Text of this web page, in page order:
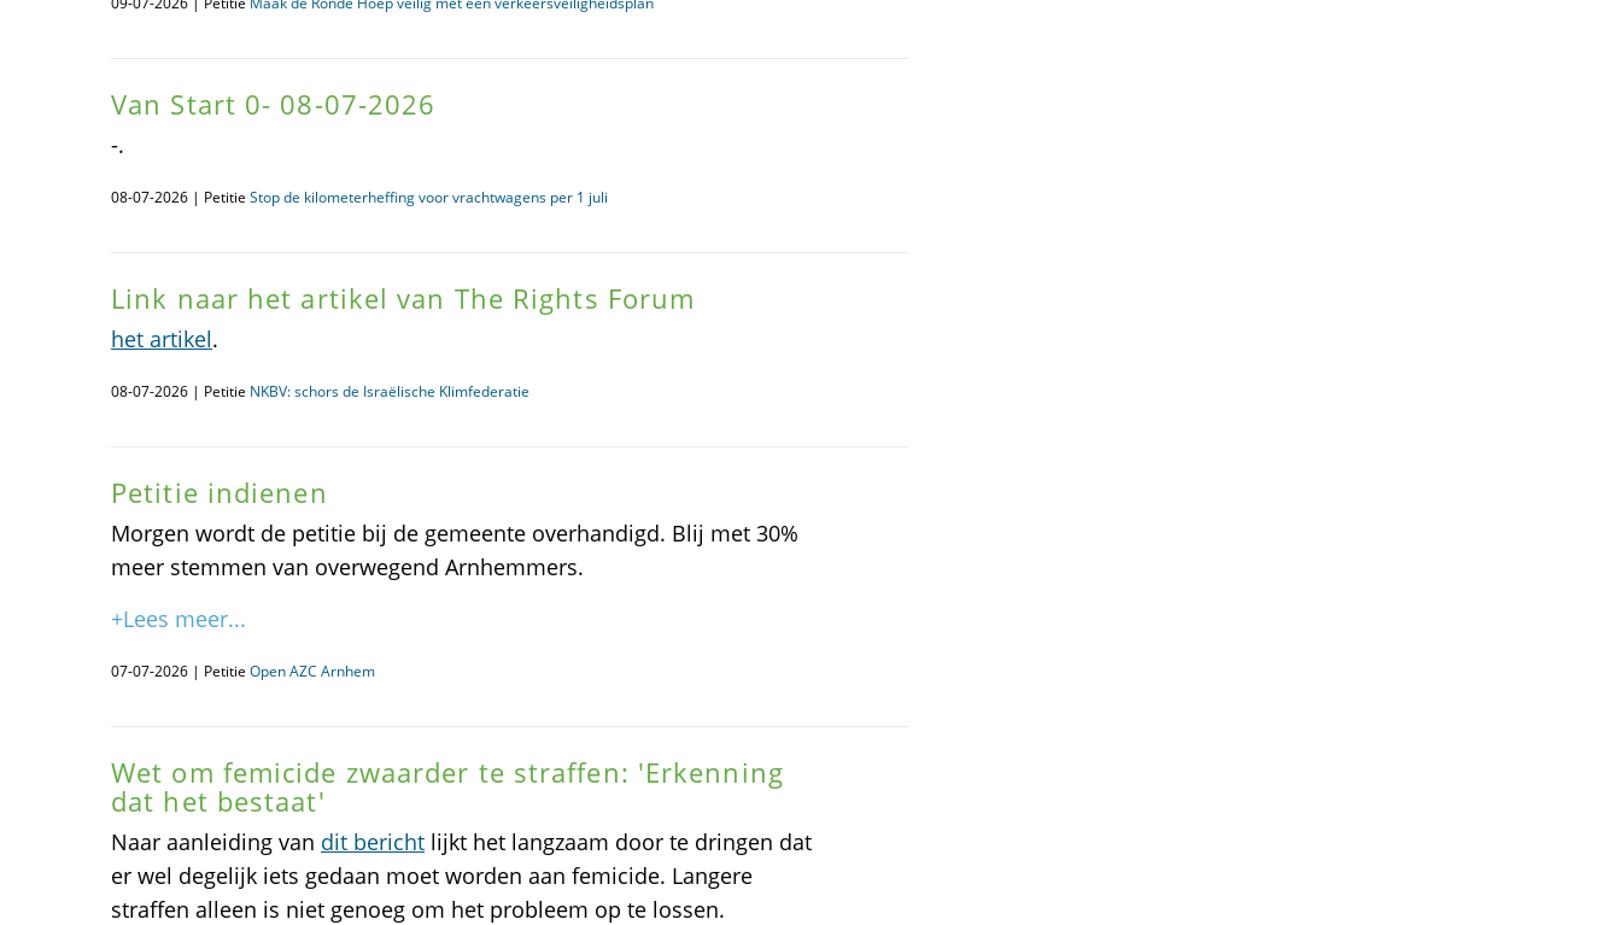
Van Start 0- 08-07-2026
-.
08-07-2026 | Petitie Stop de kilometerheffing voor vrachtwagens per 1 juli
Link naar het artikel van The Rights Forum
het artikel.
08-07-2026 | Petitie NKBV: schors de Israëlische Klimfederatie
Petitie indienen
Morgen wordt de petitie bij de gemeente overhandigd. Blij met 30%
meer stemmen van overwegend Arnhemmers.
+Lees meer...
07-07-2026 | Petitie Open AZC Arnhem
Wet om femicide zwaarder te straffen: 'Erkenning
dat het bestaat'
Naar aanleiding van dit bericht lijkt het langzaam door te dringen dat
er wel degelijk iets gedaan moet worden aan femicide. Langere
straffen alleen is niet genoeg om het probleem op te lossen.